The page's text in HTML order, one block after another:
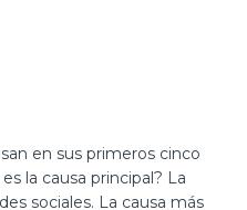
en sus primeros cinco
la causa principal? La
sociales. La causa más